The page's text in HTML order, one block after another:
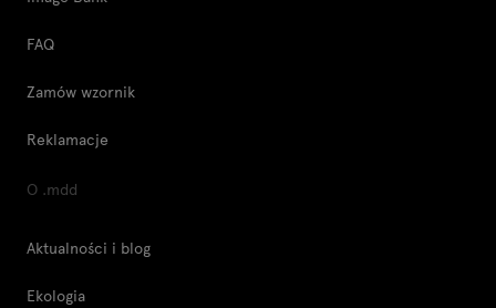
FAQ
Zamów wzornik
Reklamacje
O .mdd
Aktualności i blog
Ekologia